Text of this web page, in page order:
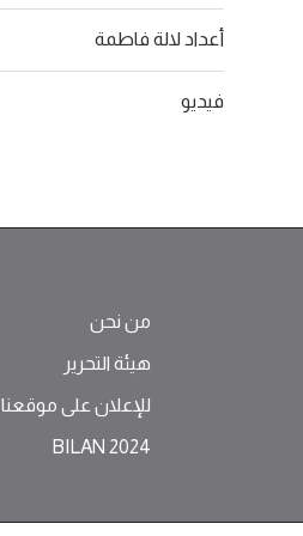
أعداد لالة فاطمة
فيديو
من نحن
هيئة التحرير
للإعلان على موقعنا
BILAN 2024